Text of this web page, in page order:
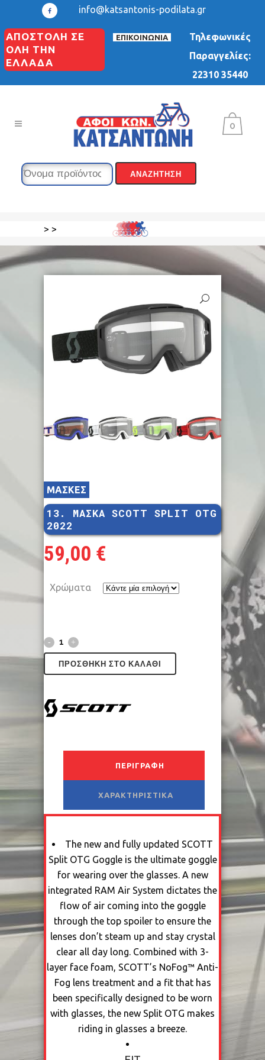
info@katsantonis-podilata.gr
ΑΠΟΣΤΟΛΗ ΣΕ
ΟΛΗ ΤΗΝ
ΕΛΛΑΔΑ
ΕΠΙΚΟΙΝΩΝΙΑ
Τηλεφωνικές
Παραγγελίες:
22310 35440
0
> >
ΜΑΣΚΕΣ
13. ΜΑΣΚΑ SCOTT SPLIT OTG
2022
59,00 €
Χρώματα
ΠΡΟΣΘΉΚΗ ΣΤΟ ΚΑΛΆΘΙ
ΠΕΡΙΓΡΑΦΉ
ΧΑΡΑΚΤΗΡΙΣΤΙΚΆ
The new and fully updated SCOTT
Split OTG Goggle is the ultimate goggle
for wearing over the glasses. A new
integrated RAM Air System dictates the
flow of air coming into the goggle
through the top spoiler to ensure the
lenses don’t steam up and stay crystal
clear all day long. Combined with 3-
layer face foam, SCOTT’s NoFog™ Anti-
Fog lens treatment and a fit that has
been specifically designed to be worn
with glasses, the new Split OTG makes
riding in glasses a breeze.